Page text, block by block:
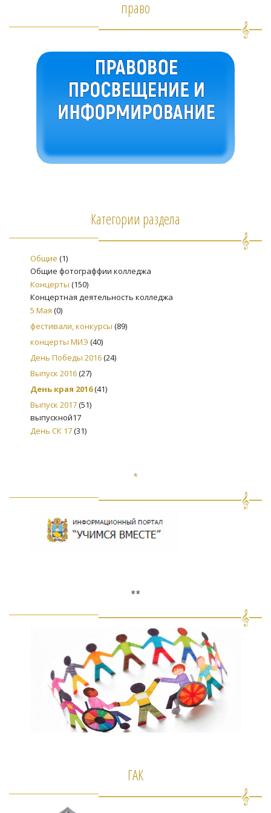
право
Категории раздела
Общие (1)
Общие фотограффии колледжа
Концерты (150)
Концертная деятельность колледжа
5 Мая (0)
фестивали, конкурсы (89)
концерты МИЭ (40)
День Победы 2016(24)
Выпуск 2016(27)
День края 2016(41)
Выпуск 2017(51)
выпускной17
День СК 17(31)
*
**
ГАК